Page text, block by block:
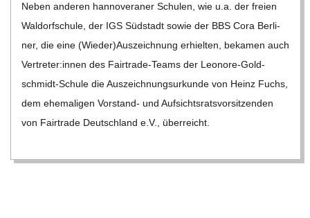
Neben ande­ren han­no­ve­ra­ner Schu­len, wie u.a. der freien
Wal­dorf­schule, der IGS Süd­stadt sowie der BBS Cora Ber­li­
ner, die eine (Wieder)Auszeichnung erhiel­ten, beka­men auch
Vertreter:innen des Fair­­trade-Teams der Leo­­nore-Gol­d­­
schmidt-Schule die Aus­zeich­nungs­ur­kunde von Heinz Fuchs,
dem ehe­ma­li­gen Vor­­­stand- und Auf­sichts­rats­vor­sit­zen­den
von Fair­trade Deutsch­land e.V., über­reicht.